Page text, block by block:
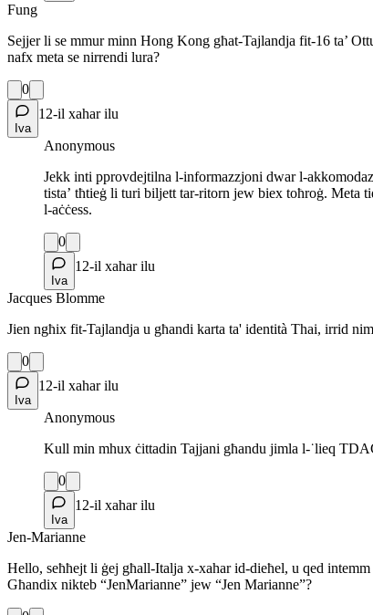
Fung
Sejjer li se mmur minn Hong Kong għat-Tajlandja fit-16 ta’
nafx meta se nirrendi lura?
0
Iva
12-il xahar ilu
Anonymous
Jekk inti pprovdejtilna l-informazzjoni dwar l-
tistaʼ tħtieġ li turi biljett tar-ritorn jew biex toħroġ.
l-aċċess.
0
Iva
12-il xahar ilu
Jacques Blomme
Jien ngħix fit-Tajlandja u għandi karta ta' identità Thai, irrid
0
Iva
12-il xahar ilu
Anonymous
Kull min mhux ċittadin Tajjani għandu jimla l-˙lieq
0
Iva
12-il xahar ilu
Jen-Marianne
Hello, seħħejt li ġej għall-Italja x-xahar id-dieħel, u qed
Għandix nikteb “JenMarianne” jew “Jen Marianne”?